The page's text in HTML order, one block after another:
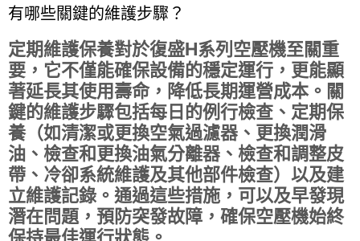
有哪些關鍵的維護步驟？
定期維護保養對於復盛H系列空壓機至關重
要，它不僅能確保設備的穩定運行，更能顯
著延長其使用壽命，降低長期運營成本。關
鍵的維護步驟包括每日的例行檢查、定期保
養（如清潔或更換空氣過濾器、更換潤滑
油、檢查和更換油氣分離器、檢查和調整皮
帶、冷卻系統維護及其他部件檢查）以及建
立維護記錄。通過這些措施，可以及早發現
潛在問題，預防突發故障，確保空壓機始終
保持最佳運行狀態。